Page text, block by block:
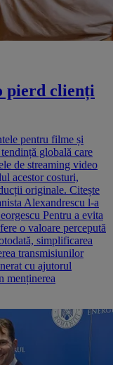
pierd clienți
pentru filme și
globală care
de streaming video
acestor costuri,
originale. Citește
Alexandrescu l-a
Pentru a evita
o valoare percepută
simplificarea
transmisiunilor
cu ajutorul
menținerea